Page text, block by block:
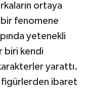
ortaya
bir fenomene
yetenekli
biri kendi
yarattı.
figürlerden ibaret